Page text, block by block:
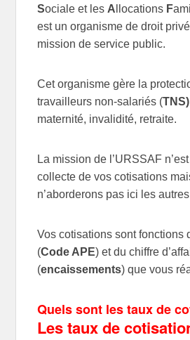
Sociale et les A llocations F
est un organisme de droit
mission de service public.
Cet organisme gère la
travailleurs non-salariés (TNS)
maternité, invalidité, retraite.
La mission de l’URSSAF
collecte de vos cotisations
n’aborderons pas ici les
Vos cotisations sont fonctions
(Code APE) et du chiffre
(encaissements) que vous
Quels sont les taux de
Les taux de